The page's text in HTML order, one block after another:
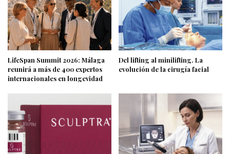
LifeSpan Summit 2026: Málaga
reunirá a más de 400 expertos
internacionales en longevidad
Del lifting al minilifting. La
evolución de la cirugía facial